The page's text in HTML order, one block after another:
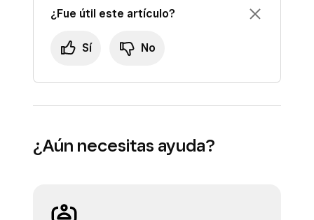
¿Fue útil este artículo?
Sí No
¿Aún necesitas ayuda?